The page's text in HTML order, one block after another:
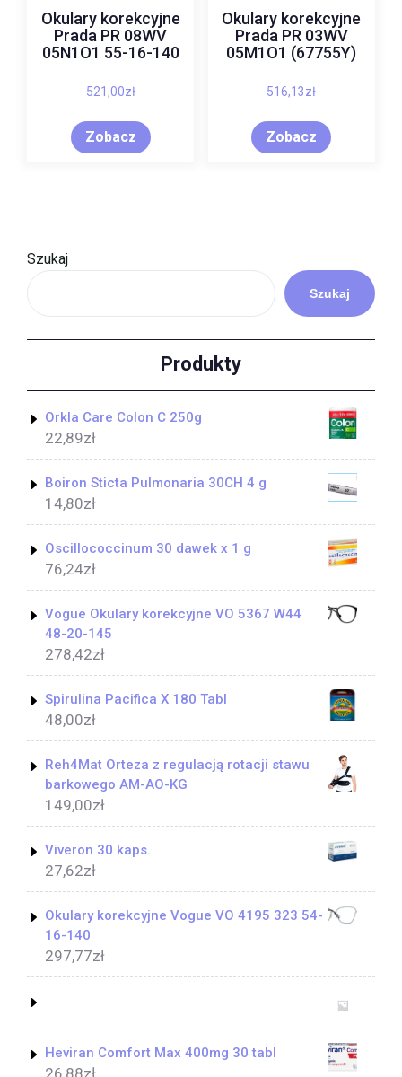
Okulary korekcyjne
Prada PR 08WV
05N1O1 55-16-140
521,00zł
Zobacz
Okulary korekcyjne
Prada PR 03WV
05M1O1 (67755Y)
516,13zł
Zobacz
Szukaj
Szukaj
Produkty
Orkla Care Colon C 250g
22,89zł
Boiron Sticta Pulmonaria 30CH 4 g
14,80zł
Oscillococcinum 30 dawek x 1 g
76,24zł
Vogue Okulary korekcyjne VO 5367 W44
48-20-145
278,42zł
Spirulina Pacifica X 180 Tabl
48,00zł
Reh4Mat Orteza z regulacją rotacji stawu
barkowego AM-AO-KG
149,00zł
Viveron 30 kaps.
27,62zł
Okulary korekcyjne Vogue VO 4195 323 54-
16-140
297,77zł
Heviran Comfort Max 400mg 30 tabl
26,88zł